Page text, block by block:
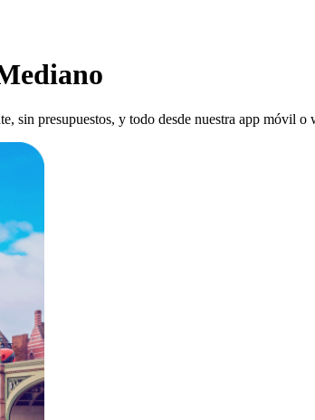
sin presupuestos, y todo desde nuestra app móvil o